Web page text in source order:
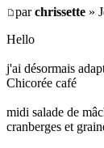
parchrissette »
Hello
j'ai désormais
Chicorée café
midi salade de
cranberges et